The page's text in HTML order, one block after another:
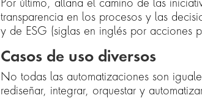
Por último, allana el camino de las
transparencia en los procesos y las
y de ESG (siglas en inglés por acciones
Casos de uso diversos
No todas las automatizaciones son
rediseñar, integrar, orquestar y